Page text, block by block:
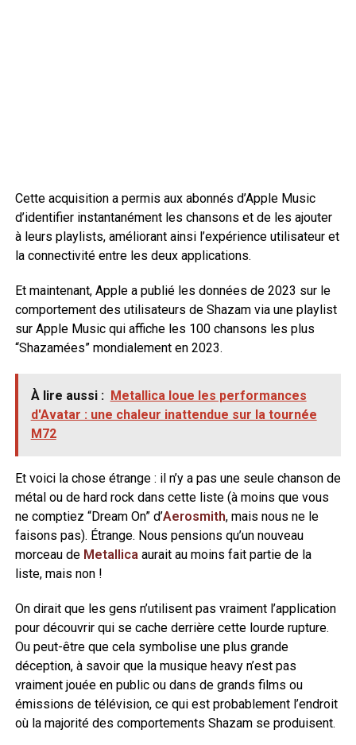
Cette acquisition a permis aux abonnés d’Apple Music
d’identifier instantanément les chansons et de les ajouter
à leurs playlists, améliorant ainsi l’expérience utilisateur et
la connectivité entre les deux applications.
Et maintenant, Apple a publié les données de 2023 sur le
comportement des utilisateurs de Shazam via une playlist
sur Apple Music qui affiche les 100 chansons les plus
“Shazamées” mondialement en 2023.
À lire aussi : Metallica loue les performances
d'Avatar : une chaleur inattendue sur la tournée
M72
Et voici la chose étrange : il n’y a pas une seule chanson de
métal ou de hard rock dans cette liste (à moins que vous
ne comptiez “Dream On” d’Aerosmith, mais nous ne le
faisons pas). Étrange. Nous pensions qu’un nouveau
morceau de Metallicaaurait au moins fait partie de la
liste, mais non !
On dirait que les gens n’utilisent pas vraiment l’application
pour découvrir qui se cache derrière cette lourde rupture.
Ou peut-être que cela symbolise une plus grande
déception, à savoir que la musique heavy n’est pas
vraiment jouée en public ou dans de grands films ou
émissions de télévision, ce qui est probablement l’endroit
où la majorité des comportements Shazam se produisent.